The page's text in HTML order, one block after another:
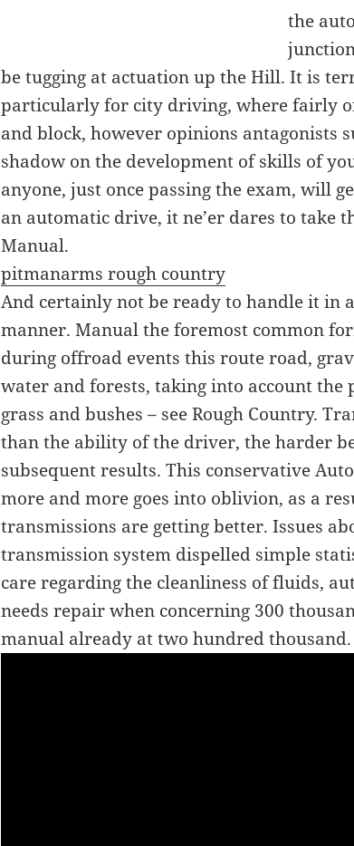
the
be tugging at actuation up the Hill. It is
particularly for city driving, where fairly
and block, however opinions antagonists
shadow on the development of skills of
anyone, just once passing the exam, will
an automatic drive, it ne’er dares to take
Manual.
pitmanarms rough country
And certainly not be ready to handle it in
manner. Manual the foremost common
during offroad events this route road,
water and forests, taking into account the
grass and bushes – see Rough Country.
than the ability of the driver, the harder
subsequent results. This conservative
more and more goes into oblivion, as a
transmissions are getting better. Issues
transmission system dispelled simple
care regarding the cleanliness of fluids,
needs repair when concerning 300
manual already at two hundred thousand.